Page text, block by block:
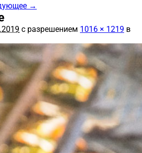
→
с разрешением 1016 × 1219 в